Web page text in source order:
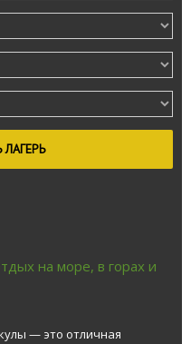
на море, в горах и
— это отличная